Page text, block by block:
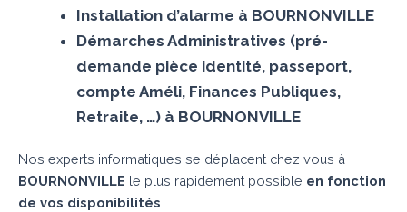
Installation d’alarme à BOURNONVILLE
Démarches Administratives (pré-
demande pièce identité, passeport,
compte Améli, Finances Publiques,
Retraite, …) à BOURNONVILLE
Nos experts informatiques se déplacent chez vous à
BOURNONVILLE le plus rapidement possible en fonction
de vos disponibilités.